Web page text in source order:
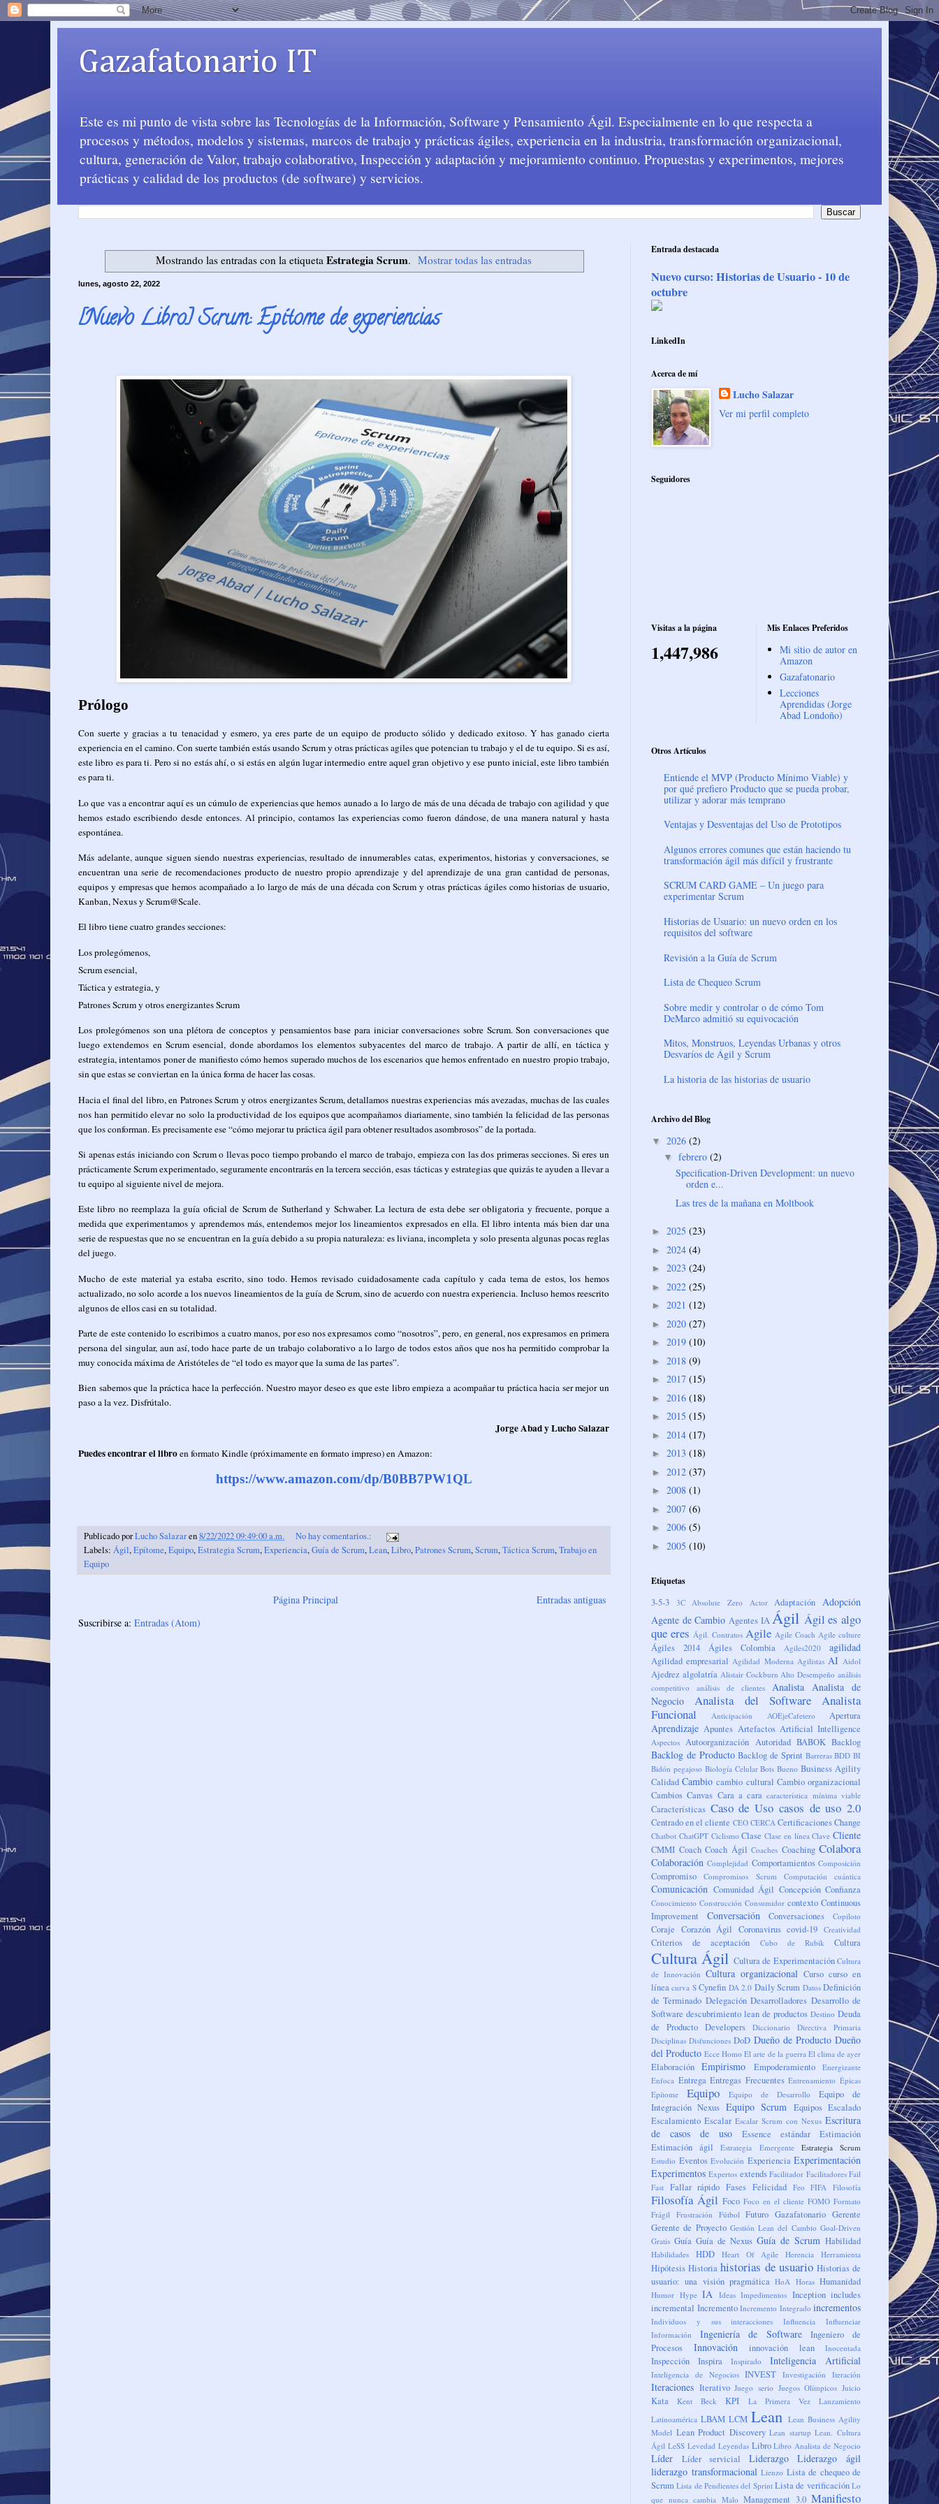
Gazafatonario IT
Este es mi punto de vista sobre las Tecnologías de la Información, Software y Pensamiento Ágil. Especialmente en lo que respecta a
procesos y métodos, modelos y sistemas, marcos de trabajo y prácticas ágiles, experiencia en la industria, transformación organizacional,
cultura, generación de Valor, trabajo colaborativo, Inspección y adaptación y mejoramiento continuo. Propuestas y experimentos, mejores
prácticas y calidad de los productos (de software) y servicios.
Mostrando las entradas con la etiqueta Estrategia Scrum. Mostrar todas las entradas
lunes, agosto 22, 2022
[Nuevo Libro] Scrum: Epítome de experiencias
Prólogo
Con suerte y gracias a tu tenacidad y esmero, ya eres parte de un equipo de producto sólido y dedicado exitoso. Y has ganado cierta
experiencia en el camino. Con suerte también estás usando Scrum y otras prácticas agiles que potencian tu trabajo y el de tu equipo. Si es así,
este libro es para ti. Pero si no estás ahí, o si estás en algún lugar intermedio entre aquel gran objetivo y ese punto inicial, este libro también
es para ti.
Lo que vas a encontrar aquí es un cúmulo de experiencias que hemos aunado a lo largo de más de una década de trabajo con agilidad y que
hemos estado escribiendo desde entonces. Al principio, contamos las experiencias como fueron dándose, de una manera natural y hasta
espontánea.
Más adelante, aunque siguen siendo nuestras experiencias, resultado de innumerables catas, experimentos, historias y conversaciones, se
encuentran una serie de recomendaciones producto de nuestro propio aprendizaje y del aprendizaje de una gran cantidad de personas,
equipos y empresas que hemos acompañado a lo largo de más de una década con Scrum y otras prácticas ágiles como historias de usuario,
Kanban, Nexus y Scrum@Scale.
El libro tiene cuatro grandes secciones:
Los prolegómenos,
Scrum esencial,
Táctica y estrategia, y
Patrones Scrum y otros energizantes Scrum
Los prolegómenos son una plétora de conceptos y pensamientos base para iniciar conversaciones sobre Scrum. Son conversaciones que
luego extendemos en Scrum esencial, donde abordamos los elementos subyacentes del marco de trabajo. A partir de allí, en táctica y
estrategia, intentamos poner de manifiesto cómo hemos superado muchos de los escenarios que hemos enfrentado en nuestro propio trabajo,
sin que estas se conviertan en la única forma de hacer las cosas.
Hacia el final del libro, en Patrones Scrum y otros energizantes Scrum, detallamos nuestras experiencias más avezadas, muchas de las cuales
nos han permitido elevar no solo la productividad de los equipos que acompañamos diariamente, sino también la felicidad de las personas
que los conforman. Es precisamente ese “cómo mejorar tu práctica ágil para obtener resultados asombrosos” de la portada.
Si apenas estás iniciando con Scrum o llevas poco tiempo probando el marco de trabajo, empieza con las dos primeras secciones. Si eres un
prácticamente Scrum experimentado, seguramente encontrarás en la tercera sección, esas tácticas y estrategias que quizás te ayuden a llevar a
tu equipo al siguiente nivel de mejora.
Este libro no reemplaza la guía oficial de Scrum de Sutherland y Schwaber. La lectura de esta debe ser obligatoria y frecuente, porque a
medida que experimentamos y aprendemos más, entendemos mejor los lineamientos expresados en ella. El libro intenta más bien dar una
serie de respuestas que no se encuentran en la guía debido a su propia naturaleza: es liviana, incompleta y solo presenta algunas pocas reglas
del juego.
Mucho de este material ya estaba escrito, sino todo. Hemos revisado cuidadosamente cada capítulo y cada tema de estos, los hemos
actualizado, no solo acorde a los nuevos lineamientos de la guía de Scrum, sino de acuerdo con nuestra experiencia. Incluso hemos reescrito
algunos de ellos casi en su totalidad.
Parte de este contenido lo escribimos a cuatro manos, por eso nos expresamos como “nosotros”, pero, en general, nos expresamos en primera
persona del singular, aun así, todo hace parte de un trabajo colaborativo a lo largo de todos estos años que nos ha permitido comprobar la
muy conocida máxima de Aristóteles de “el todo es mayor que la suma de las partes”.
Bien sabemos que la práctica hace la perfección. Nuestro mayor deseo es que este libro empieza a acompañar tu práctica hacia ser mejor un
paso a la vez. Disfrútalo.
Jorge Abad y Lucho Salazar
Puedes encontrar el libroen formato Kindle (próximamente en formato impreso) en Amazon:
https://www.amazon.com/dp/B0BB7PW1QL
Publicado porLucho Salazaren8/22/2022 09:49:00 a.m.
No hay comentarios.:
Labels: Ágil,Epítome,Equipo,Estrategia Scrum,Experiencia,Guía de Scrum,Lean,Libro,Patrones Scrum,Scrum,Táctica Scrum,Trabajo en
Equipo
Entradas antiguas
Página Principal
Suscribirse a: Entradas (Atom)
Entrada destacada
Nuevo curso: Historias de Usuario - 10 de
octubre
LinkedIn
Acerca de mí
Lucho Salazar
Ver mi perfil completo
Seguidores
Visitas a la página
1,447,986
Mis Enlaces Preferidos
Mi sitio de autor en
Amazon
Gazafatonario
Lecciones
Aprendidas (Jorge
Abad Londoño)
Otros Artículos
Entiende el MVP (Producto Mínimo Viable) y
por qué prefiero Producto que se pueda probar,
utilizar y adorar más temprano
Ventajas y Desventajas del Uso de Prototipos
Algunos errores comunes que están haciendo tu
transformación ágil más difícil y frustrante
SCRUM CARD GAME – Un juego para
experimentar Scrum
Historias de Usuario: un nuevo orden en los
requisitos del software
Revisión a la Guía de Scrum
Lista de Chequeo Scrum
Sobre medir y controlar o de cómo Tom
DeMarco admitió su equivocación
Mitos, Monstruos, Leyendas Urbanas y otros
Desvaríos de Ágil y Scrum
La historia de las historias de usuario
Archivo del Blog
▼ 2026 (2)
▼ febrero (2)
Specification-Driven Development: un nuevo
orden e...
Las tres de la mañana en Moltbook
► 2025 (23)
► 2024 (4)
► 2023 (24)
► 2022 (25)
► 2021 (12)
► 2020 (27)
► 2019 (10)
► 2018 (9)
► 2017 (15)
► 2016 (18)
► 2015 (15)
► 2014 (17)
► 2013 (18)
► 2012 (37)
► 2008 (1)
► 2007 (6)
► 2006 (5)
► 2005 (10)
Etiquetas
3-5-3
3C Absolute Zero Actor Adaptación Adopción
Agente de Cambio Agentes IA Ágil Ágil es algo
que eres Ágil. Contratos Agile Agile Coach Agile culture
Ágiles 2014 Ágiles Colombia Agiles2020 agilidad
Agilidad empresarial Agilidad Moderna Agilistas AI Aidol
Ajedrez algolatría Alistair Cockburn Alto Desempeño análisis
competitivo
análisis de clientes Analista Analista de
Negocio
Analista del Software
Analista
Funcional
Anticipación AOEjeCafetero Apertura
Aprendizaje Apuntes Artefactos Artificial Intelligence
Aspectos Autoorganización Autoridad BABOK Backlog
Backlog de Producto Backlog de Sprint Barreras BDD BI
Bidón pegajoso Biología Celular Bots Bueno Business Agility
Calidad Cambio cambio cultural Cambio organizacional
Cambios Canvas Cara a cara característica mínima viable
Características Caso de Uso casos de uso 2.0
Centrado en el cliente CEO CERCA CertificacionesChange
Chatbot ChatGPT Ciclismo Clase Clase en línea Clave Cliente
CMMI Coach Coach Ágil Coaches Coaching Colabora
Colaboración Complejidad Comportamientos Composición
Compromiso Compromisos Scrum Computación cuántica
Comunicación Comunidad Ágil Concepción Confianza
Conocimiento Construcción Consumidor contexto Continuous
Improvement
Conversación Conversaciones Copiloto
Coraje Corazón Ágil Coronavirus covid-19 Creatividad
Criterios de aceptación Cubo de Rubik Cultura
Cultura Ágil Cultura de Experimentación Cultura
de Innovación Cultura organizacional Curso curso en
línea curva S Cynefin DA 2.0 Daily Scrum Datos Definición
de Terminado Delegación Desarrolladores Desarrollo de
Software descubrimiento lean de productos Destino Deuda
de Producto Developers Diccionario
Directiva Primaria
Disciplinas Disfunciones DoD Dueño de Producto Dueño
del Producto Ecce Homo El arte de la guerra El clima de ayer
Elaboración Empirismo Empoderamiento
Energizante
Enfoca Entrega Entregas Frecuentes Entrenamiento Épicas
Epítome
Equipo Equipo de Desarrollo
Equipo de
Integración Nexus Equipo Scrum Equipos Escalado
Escalamiento Escalar Escalar Scrum con Nexus Escritura
de casos de uso
Essence estándar
Estimación
Estimación ágil
Estrategia Emergente
Estrategia Scrum
Estudio Eventos Evolución Experiencia Experimentación
Experimentos Expertos extends Facilitador Facilitadores Fail
Fast Fallar rápido Fases Felicidad Feo FIFA Filosofía
Filosofía Ágil Foco Foco en el cliente FOMO Formato
Frágil Frustración Fútbol Futuro Gazafatonario Gerente
Gerente de Proyecto Gestión Lean del Cambio Goal-Driven
Gratis Guía Guía de Nexus Guía de Scrum Habilidad
Habilidades HDD Heart Of Agile Herencia Herramienta
Hipótesis Historia historias de usuario Historias de
usuario: una visión pragmática HoA Horas Humanidad
Humor Hype IA Ideas Impedimentos Inception includes
incremental Incremento Incremento Integrado incrementos
Individuos y sus interacciones Influencia
Influenciar
Información
Ingeniería de Software
Ingeniero de
Procesos
Innovación innovación lean Inocentada
Inspección Inspira Inspirado Inteligencia Artificial
Inteligencia de Negocios INVEST Investigación Iteración
Iteraciones Iterativo Juego serio Juegos Olímpicos Juicio
Kata Kent Beck KPI La Primera Vez
Lanzamiento
Latinoamérica LBAM LCM Lean Lean Business Agility
Model Lean Product Discovery Lean startup Lean. Cultura
Ágil LeSS Levedad Leyendas Libro Libro Analista de Negocio
Líder Líder servicial Liderazgo
Liderazgo ágil
liderazgo transformacional Lienzo Lista de chequeo de
Scrum Lista de Pendientes del Sprint Lista de verificación Lo
que nunca cambia Malo Management 3.0 Manifiesto